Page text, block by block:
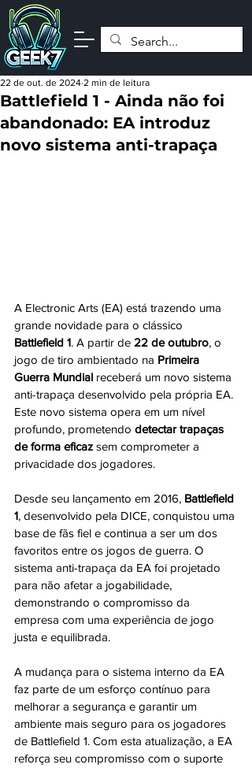
Battlefield 1 - Ainda não foi
abandonado: EA introduz
novo sistema anti-trapaça
22 de out. de 2024 2 min de leitura
A Electronic Arts (EA) está trazendo uma
grande novidade para o clássico
Battlefield 1. A partir de 22 de outubro, o
jogo de tiro ambientado na Primeira
Guerra Mundial receberá um novo sistema
anti-trapaça desenvolvido pela própria EA.
Este novo sistema opera em um nível
profundo, prometendo detectar trapaças
de forma eficaz sem comprometer a
privacidade dos jogadores.
Desde seu lançamento em 2016, Battlefield
1, desenvolvido pela DICE, conquistou uma
base de fãs fiel e continua a ser um dos
favoritos entre os jogos de guerra. O
sistema anti-trapaça da EA foi projetado
para não afetar a jogabilidade,
demonstrando o compromisso da
empresa com uma experiência de jogo
justa e equilibrada.
A mudança para o sistema interno da EA
faz parte de um esforço contínuo para
melhorar a segurança e garantir um
ambiente mais seguro para os jogadores
de Battlefield 1. Com esta atualização, a EA
reforça seu compromisso com o suporte